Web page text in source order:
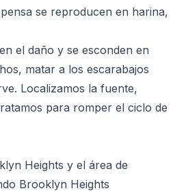
se reproducen en harina,
el daño y se esconden en
matar a los escarabajos
Localizamos la fuente,
para romper el ciclo de
Heights y el área de
Brooklyn Heights